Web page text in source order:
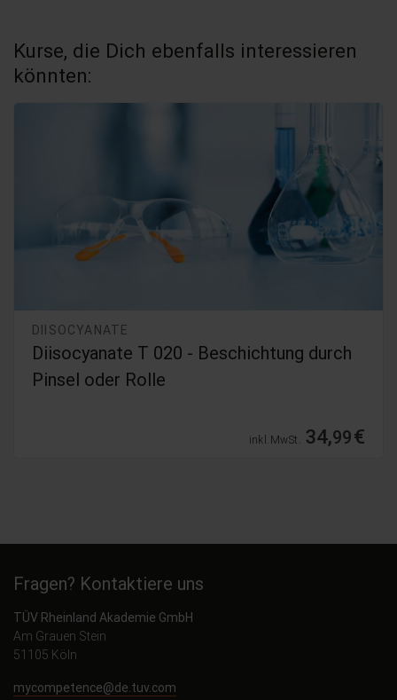
Kurse, die Dich ebenfalls interessieren
könnten:
DIISOCYANATE
Diisocyanate T 045 - Grundlagentraining
gemäß REACH-Verordnung
inkl. MwSt. 19,99€
Fragen? Kontaktiere uns
TÜV Rheinland Akademie GmbH
Am Grauen Stein
51105 Köln
mycompetence@de.tuv.com